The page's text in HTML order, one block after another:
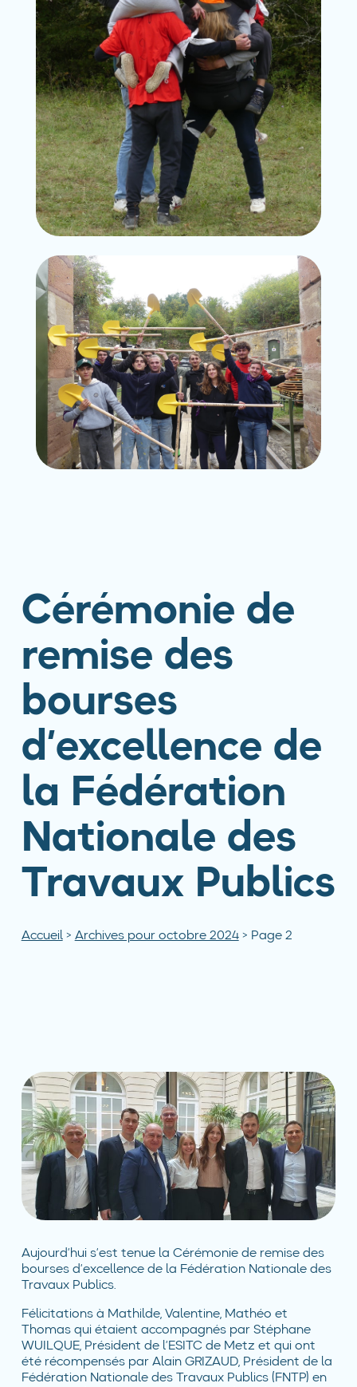
Cérémonie de
remise des
bourses
d’excellence de
la Fédération
Nationale des
Travaux Publics
Accueil> Archives pour octobre 2024> Page 2
Aujourd’hui s’est tenue la Cérémonie de remise des
bourses d’excellence de la Fédération Nationale des
Travaux Publics.
Félicitations à Mathilde, Valentine, Mathéo et
Thomas qui étaient accompagnés par Stéphane
WUILQUE, Président de l’ESITC de Metz et qui ont
été récompensés par Alain GRIZAUD, Président de la
Fédération Nationale des Travaux Publics (FNTP) en